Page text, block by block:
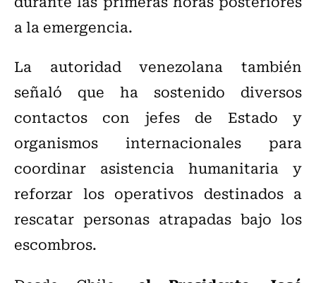
a la emergencia.
La autoridad venezolana también
señaló que ha sostenido diversos
contactos con jefes de Estado y
organismos internacionales para
coordinar asistencia humanitaria y
reforzar los operativos destinados a
rescatar personas atrapadas bajo los
escombros.